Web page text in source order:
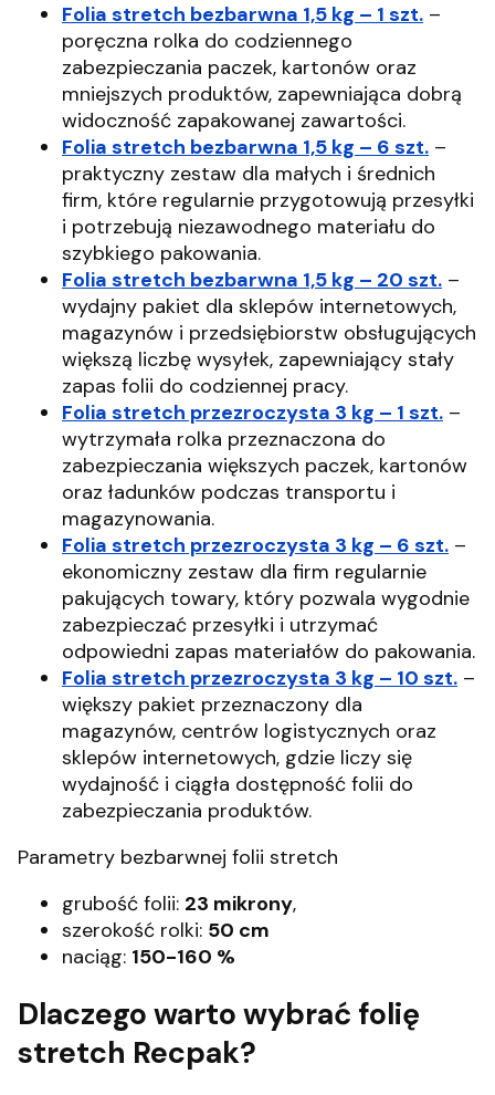
Folia stretch bezbarwna 1,5 kg – 1 szt. –
poręczna rolka do codziennego
zabezpieczania paczek, kartonów oraz
mniejszych produktów, zapewniająca dobrą
widoczność zapakowanej zawartości.
Folia stretch bezbarwna 1,5 kg – 6 szt. –
praktyczny zestaw dla małych i średnich
firm, które regularnie przygotowują przesyłki
i potrzebują niezawodnego materiału do
szybkiego pakowania.
Folia stretch bezbarwna 1,5 kg – 20 szt. –
wydajny pakiet dla sklepów internetowych,
magazynów i przedsiębiorstw obsługujących
większą liczbę wysyłek, zapewniający stały
zapas folii do codziennej pracy.
Folia stretch przezroczysta 3 kg – 1 szt. –
wytrzymała rolka przeznaczona do
zabezpieczania większych paczek, kartonów
oraz ładunków podczas transportu i
magazynowania.
Folia stretch przezroczysta 3 kg – 6 szt. –
ekonomiczny zestaw dla firm regularnie
pakujących towary, który pozwala wygodnie
zabezpieczać przesyłki i utrzymać
odpowiedni zapas materiałów do pakowania.
Folia stretch przezroczysta 3 kg – 10 szt. –
większy pakiet przeznaczony dla
magazynów, centrów logistycznych oraz
sklepów internetowych, gdzie liczy się
wydajność i ciągła dostępność folii do
zabezpieczania produktów.
Parametry bezbarwnej folii stretch
grubość folii: 23 mikrony,
szerokość rolki: 50 cm
naciąg: 150-160 %
Dlaczego warto wybrać folię
stretch Recpak?